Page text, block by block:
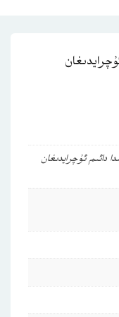
دائىم ئۇچرايدىغان